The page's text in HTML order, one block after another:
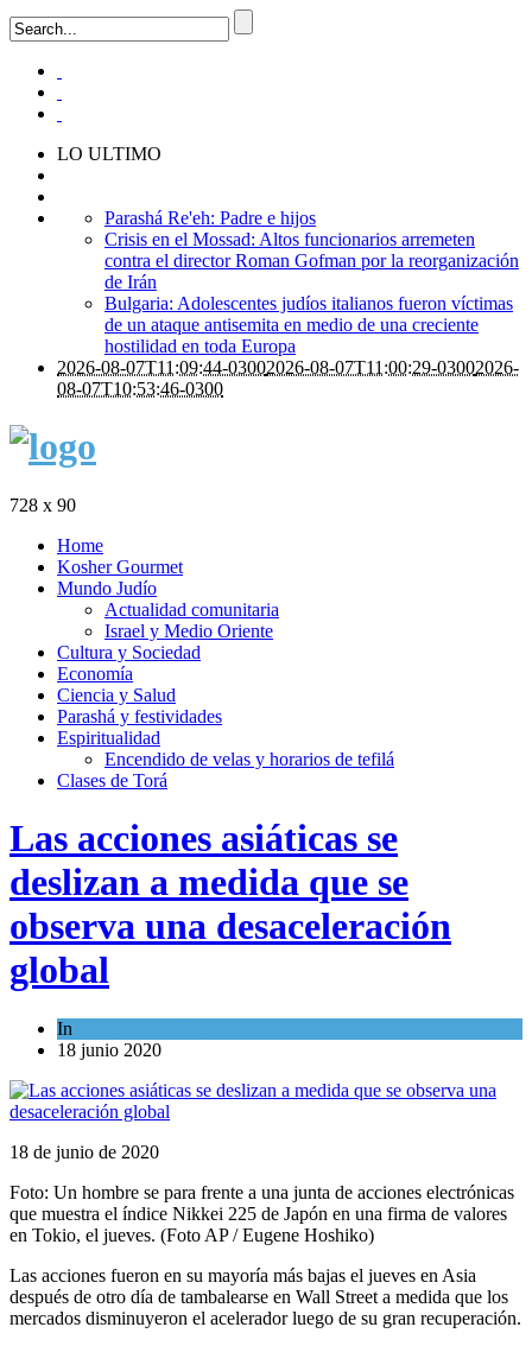
LO ULTIMO
Parashá Re'eh: Padre e hijos
Crisis en el Mossad: Altos funcionarios arremeten
contra el director Roman Gofman por la reorganización
de Irán
Bulgaria: Adolescentes judíos italianos fueron víctimas
de un ataque antisemita en medio de una creciente
hostilidad en toda Europa
2026-08-07T11:09:44-03002026-08-07T11:00:29-03002026-
08-07T10:53:46-0300
728 x 90
Home
Kosher Gourmet
Mundo Judío
Actualidad comunitaria
Israel y Medio Oriente
Cultura y Sociedad
Economía
Ciencia y Salud
Parashá y festividades
Espiritualidad
Encendido de velas y horarios de tefilá
Clases de Torá
Las acciones asiáticas se
deslizan a medida que se
observa una desaceleración
global
In
18 junio 2020
18 de junio de 2020
Foto: Un hombre se para frente a una junta de acciones electrónicas
que muestra el índice Nikkei 225 de Japón en una firma de valores
en Tokio, el jueves. (Foto AP / Eugene Hoshiko)
Las acciones fueron en su mayoría más bajas el jueves en Asia
después de otro día de tambalearse en Wall Street a medida que los
mercados disminuyeron el acelerador luego de su gran recuperación.